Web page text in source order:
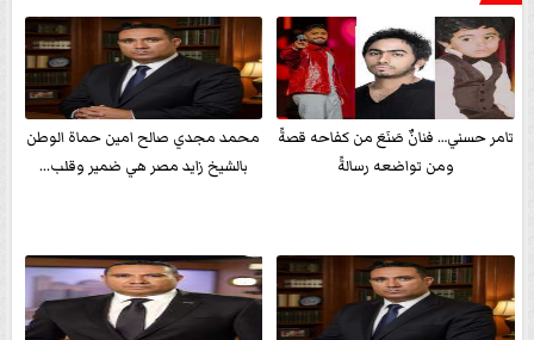
تامر حسني… فنانٌ صَنَعَ من كفاحه قصةً
ومن تواضعه رسالةً
محمد مجدي صالح امين حماة الوطن
بالشيخ زايد مصر هي ضمير وقلب...